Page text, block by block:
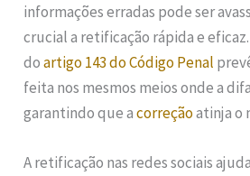
informações erradas pode ser
crucial a retificação rápida e
doartigo 143 do Código Penal
feita nos mesmos meios onde a
garantindo que acorreçãoatinja o
A retificação nas redes sociais